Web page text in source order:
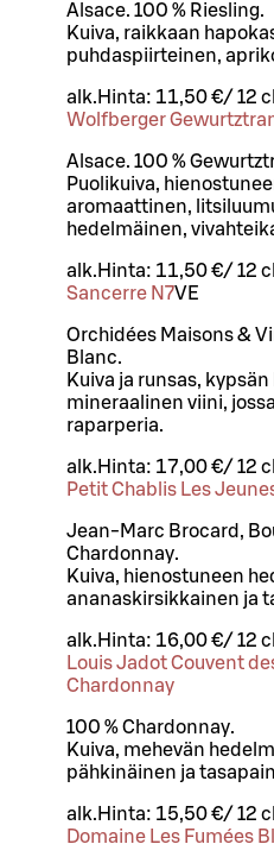
Alsace. 100 % Riesling.
Kuiva, raikkaan
puhdaspiirteinen,
alk. Hinta: 11,50 €/ 12 cl
Wolfberger
Alsace. 100 %
Puolikuiva,
aromaattinen,
hedelmäinen,
alk. Hinta: 11,50 €/ 12 cl
Sancerre N7VE
Orchidées Maisons &
Blanc.
Kuiva ja runsas,
mineraalinen viini,
raparperia.
alk. Hinta: 17,00 €/ 12 cl
Petit Chablis Les
Jean-Marc Brocard,
Chardonnay.
Kuiva, hienostuneen
ananaskirsikkainen ja
alk. Hinta: 16,00 €/ 12 cl
Louis Jadot Couvent
Chardonnay
100 % Chardonnay.
Kuiva, mehevän
pähkinäinen ja
alk. Hinta: 15,50 €/ 12 cl
Domaine Les Fumées